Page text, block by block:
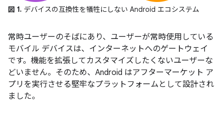
図 1. デバイスの互換性を犠牲にしない Android エコシステム
常時ユーザーのそばにあり、ユーザーが常時使用している
モバイル デバイスは、インターネットへのゲートウェイ
です。機能を拡張してカスタマイズしたくないユーザーな
どいません。そのため、Android はアフターマーケット ア
プリを実行させる堅牢なプラットフォームとして設計され
ました。